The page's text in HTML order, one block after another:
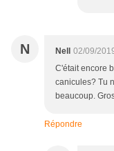
N Nell
02/09/
C'était encore
canicules? Tu
beaucoup.
Répondre